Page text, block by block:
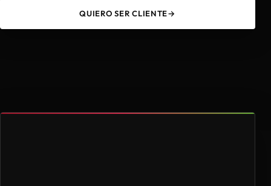
QUIERO SER CLIENTE→